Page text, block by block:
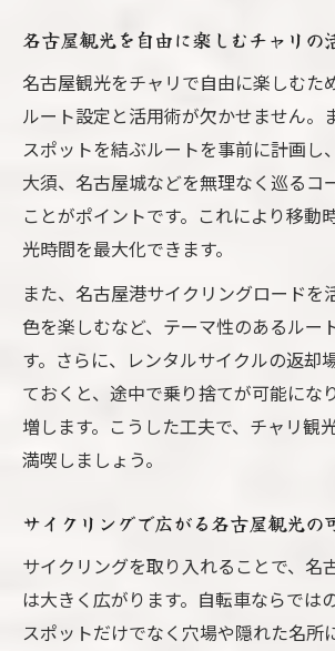
名古屋観光を自由に楽しむチャリの
名古屋観光をチャリで自由に楽しむた
ルート設定と活用術が欠かせません。
スポットを結ぶルートを事前に計画し
大須、名古屋城などを無理なく巡るコ
ことがポイントです。これにより移動
光時間を最大化できます。
また、名古屋港サイクリングロードを
色を楽しむなど、テーマ性のあるルー
す。さらに、レンタルサイクルの返却
ておくと、途中で乗り捨てが可能にな
増します。こうした工夫で、チャリ観
満喫しましょう。
サイクリングで広がる名古屋観光の
サイクリングを取り入れることで、名
は大きく広がります。自転車ならでは
スポットだけでなく穴場や隠れた名所